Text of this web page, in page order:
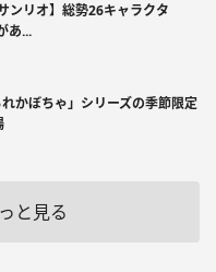
ンリオ】総勢26キャラクタ
あ...
れかぼちゃ」シリーズの季節限定
と見る